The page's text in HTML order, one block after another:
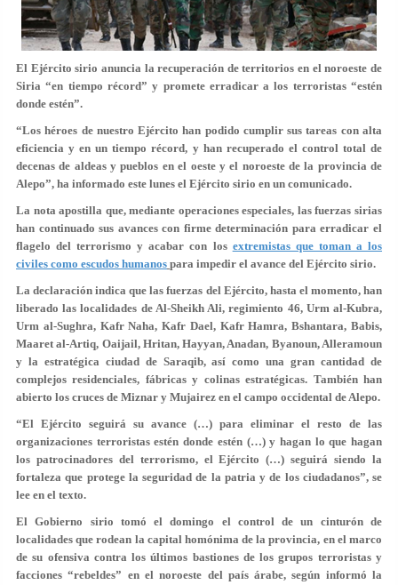
El Ejército sirio anuncia la recuperación de territorios en el noroeste de
Siria “en tiempo récord” y promete erradicar a los terroristas “estén
donde estén”.
“Los héroes de nuestro Ejército han podido cumplir sus tareas con alta
eficiencia y en un tiempo récord, y han recuperado el control total de
decenas de aldeas y pueblos en el oeste y el noroeste de la provincia de
Alepo”, ha informado este lunes el Ejército sirio en un comunicado.
La nota apostilla que, mediante operaciones especiales, las fuerzas sirias
han continuado sus avances con firme determinación para erradicar el
flagelo del terrorismo y acabar con los extremistas que toman a los
civiles como escudos humanos para impedir el avance del Ejército sirio.
La declaración indica que las fuerzas del Ejército, hasta el momento, han
liberado las localidades de Al-Sheikh Ali, regimiento 46, Urm al-Kubra,
Urm al-Sughra, Kafr Naha, Kafr Dael, Kafr Hamra, Bshantara, Babis,
Maaret al-Artiq, Oaijail, Hritan, Hayyan, Anadan, Byanoun, Alleramoun
y la estratégica ciudad de Saraqib, así como una gran cantidad de
complejos residenciales, fábricas y colinas estratégicas. También han
abierto los cruces de Miznar y Mujairez en el campo occidental de Alepo.
“El Ejército seguirá su avance (…) para eliminar el resto de las
organizaciones terroristas estén donde estén (…) y hagan lo que hagan
los patrocinadores del terrorismo, el Ejército (…) seguirá siendo la
fortaleza que protege la seguridad de la patria y de los ciudadanos”, se
lee en el texto.
El Gobierno sirio tomó el domingo el control de un cinturón de
localidades que rodean la capital homónima de la provincia, en el marco
de su ofensiva contra los últimos bastiones de los grupos terroristas y
facciones “rebeldes” en el noroeste del país árabe, según informó la